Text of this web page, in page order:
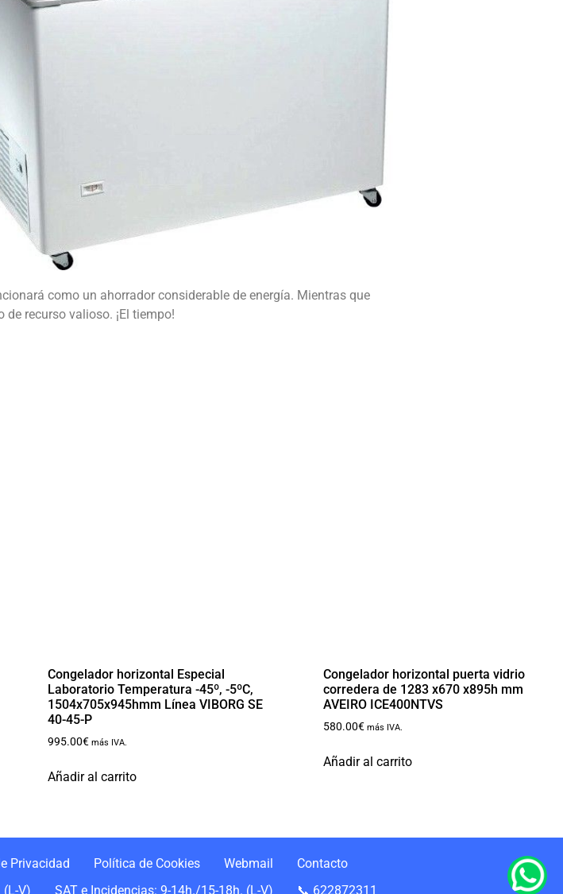
como un ahorrador considerable de energía. Mientras que
de recurso valioso. ¡El tiempo!
Congelador horizontal Especial
Laboratorio Temperatura -45º, -5ºC,
1504x705x945hmm Línea VIBORG SE
40-45-P
995.00€ más IVA.
Añadir al carrito
Congelador horizontal puerta vidrio
corredera de 1283 x670 x895h mm
AVEIRO ICE400NTVS
580.00€ más IVA.
Añadir al carrito
Privacidad Política de Cookies Webmail
Contacto
V) SAT e Incidencias: 9-14h./15-18h. (L-V) 📞 622872311